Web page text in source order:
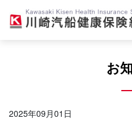
お
2025年09月01日